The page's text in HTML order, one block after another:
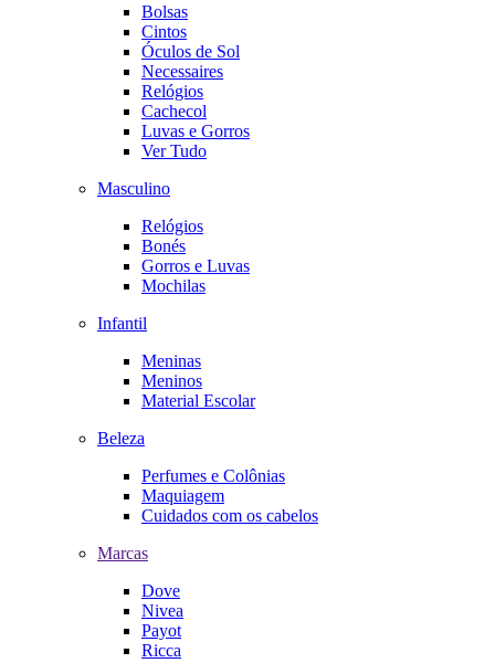
Bolsas
Cintos
Óculos de Sol
Necessaires
Relógios
Cachecol
Luvas e Gorros
Ver Tudo
Masculino
Relógios
Bonés
Gorros e Luvas
Mochilas
Infantil
Meninas
Meninos
Material Escolar
Beleza
Perfumes e Colônias
Maquiagem
Cuidados com os cabelos
Marcas
Dove
Nivea
Payot
Ricca